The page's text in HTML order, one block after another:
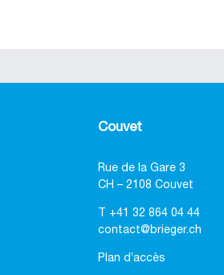
Couvet
Rue de la Gare 3
CH – 2108 Couvet
+41 32 864 04 44
contact@brieger.ch
Plan d’accès